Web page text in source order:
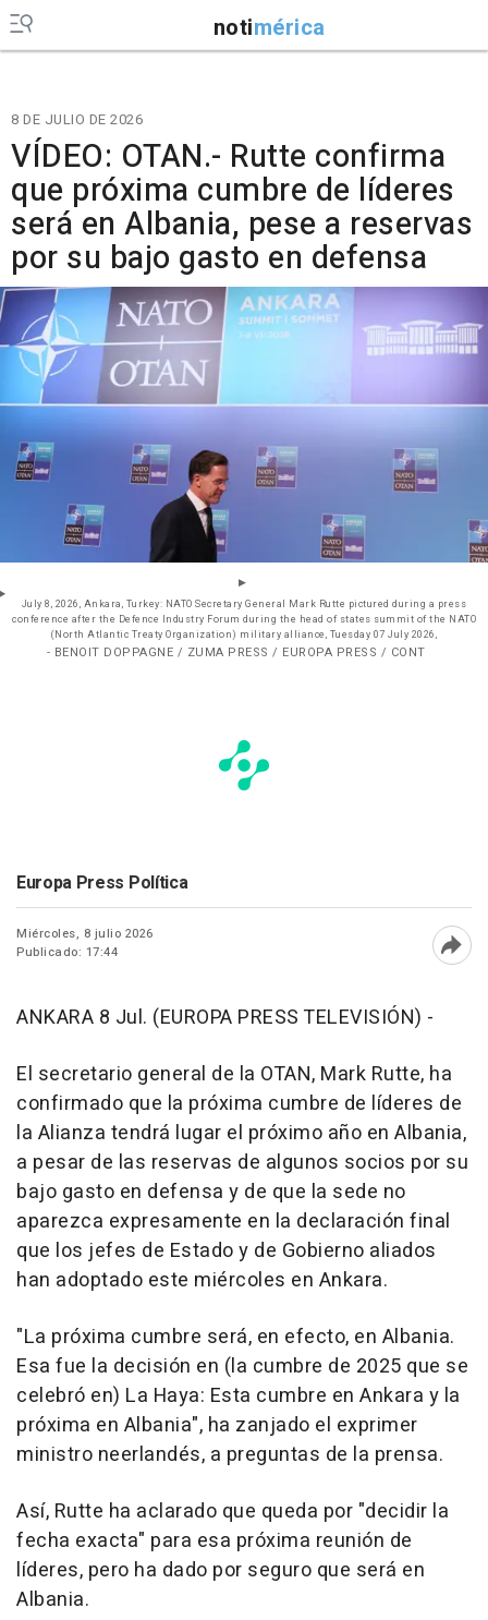
notimérica
8 DE JULIO DE 2026
VÍDEO: OTAN.- Rutte confirma
que próxima cumbre de líderes
será en Albania, pese a reservas
por su bajo gasto en defensa
July 8, 2026, Ankara, Turkey: NATO Secretary General Mark Rutte pictured during a press
conference after the Defence Industry Forum during the head of states summit of the NATO
(North Atlantic Treaty Organization) military alliance, Tuesday 07 July 2026,
- BENOIT DOPPAGNE / ZUMA PRESS / EUROPA PRESS / CONT
Europa Press Política
Miércoles, 8 julio 2026
Publicado: 17:44
ANKARA 8 Jul. (EUROPA PRESS TELEVISIÓN) -
El secretario general de la OTAN, Mark Rutte, ha
confirmado que la próxima cumbre de líderes de
la Alianza tendrá lugar el próximo año en Albania,
a pesar de las reservas de algunos socios por su
bajo gasto en defensa y de que la sede no
aparezca expresamente en la declaración final
que los jefes de Estado y de Gobierno aliados
han adoptado este miércoles en Ankara.
"La próxima cumbre será, en efecto, en Albania.
Esa fue la decisión en (la cumbre de 2025 que se
celebró en) La Haya: Esta cumbre en Ankara y la
próxima en Albania", ha zanjado el exprimer
ministro neerlandés, a preguntas de la prensa.
Así, Rutte ha aclarado que queda por "decidir la
fecha exacta" para esa próxima reunión de
líderes, pero ha dado por seguro que será en
Albania.